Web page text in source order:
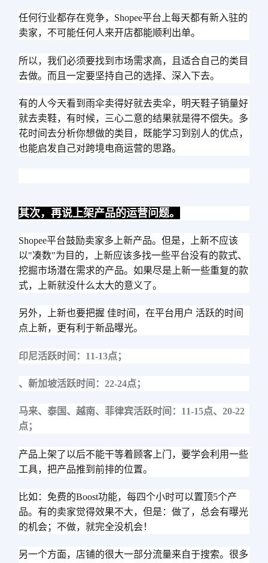
任何行业都存在竞争，Shopee平台上每天都有新入驻的
卖家，不可能任何人来开店都能顺利出单。
所以，我们必须要找到市场需求高，且适合自己的类目
去做。 而且一定要坚持自己的选择、深入下去。
有的人今天看到雨伞卖得好就去卖伞，明天鞋子销量好
就去卖鞋，有时候，三心二意的结果就是得不偿失。多
花时间去分析你想做的类目，既能学习到别人的优点，
也能启发自己对跨境电商运营的思路。
其次，再说上架产品的运营问题。
Shopee平台鼓励卖家多上新产品。但是，上新不应该
以"凑数"为目的，上新应该多找一些平台没有的款式、
挖掘市场潜在需求的产品。如果尽是上新一些重复的款
式，上新就没什么太大的意义了。
另外，上新也要把握 佳时间，在平台用户 活跃的时间
点上新，更有利于新品曝光。
印尼活跃时间：11-13点；
、新加坡活跃时间：22-24点；
马来、泰国、越南、菲律宾活跃时间：11-15点、20-22
点；
产品上架了以后不能干等着顾客上门，要学会利用一些
工具，把产品推到前排的位置。
比如： 免费的Boost功能，每四个小时可以置顶5个产
品。 有的卖家觉得效果不大，但是： 做了，总会有曝光
的机会； 不做，就完全没机会！
另一个方面，店铺的很大一部分流量来自于搜索。很多